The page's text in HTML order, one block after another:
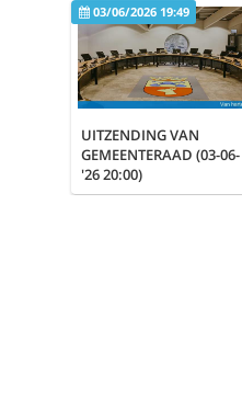
03/06/2026 19:49
UITZENDING VAN
GEMEENTERAAD (03-06-
'26 20:00)